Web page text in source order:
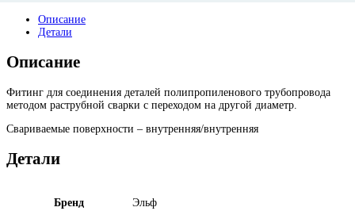
Описание
Детали
Описание
Фитинг для соединения деталей полипропиленового трубопровода
методом раструбной сварки с переходом на другой диаметр.
Свариваемые поверхности – внутренняя/внутренняя
Детали
Бренд Эльф